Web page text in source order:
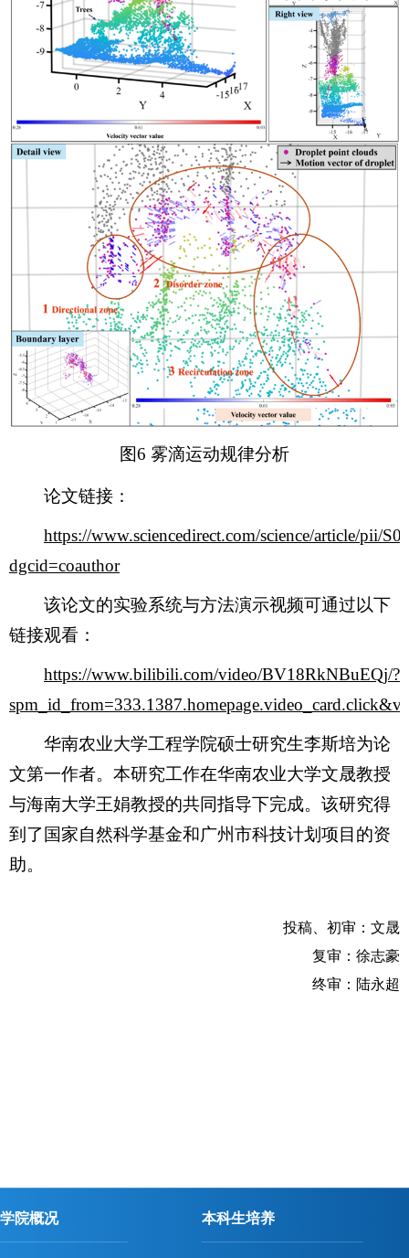
图6 雾滴运动规律分析
论文链接：
https://www.sciencedirect.com/science/article/pii/
dgcid=coauthor
该论文的实验系统与方法演示视频可通过以下
链接观看：
https://www.bilibili.com/video/BV18RkNBuEQj/?
华南农业大学工程学院硕士研究生李斯培为论
文第一作者。本研究工作在华南农业大学文晟教授
与海南大学王娟教授的共同指导下完成。该研究得
到了国家自然科学基金和广州市科技计划项目的资
助。
投稿、初审： 文晟
复审：徐志豪
终审：陆永超
学院概况 本科生培养